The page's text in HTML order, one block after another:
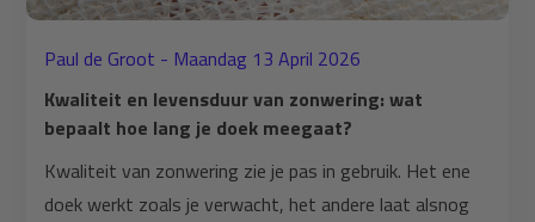
Paul de Groot - Maandag 13 April 2026
Kwaliteit en levensduur van zonwering: wat
bepaalt hoe lang je doek meegaat?
Kwaliteit van zonwering zie je pas in gebruik. Het ene
doek werkt zoals je verwacht, het andere laat alsnog